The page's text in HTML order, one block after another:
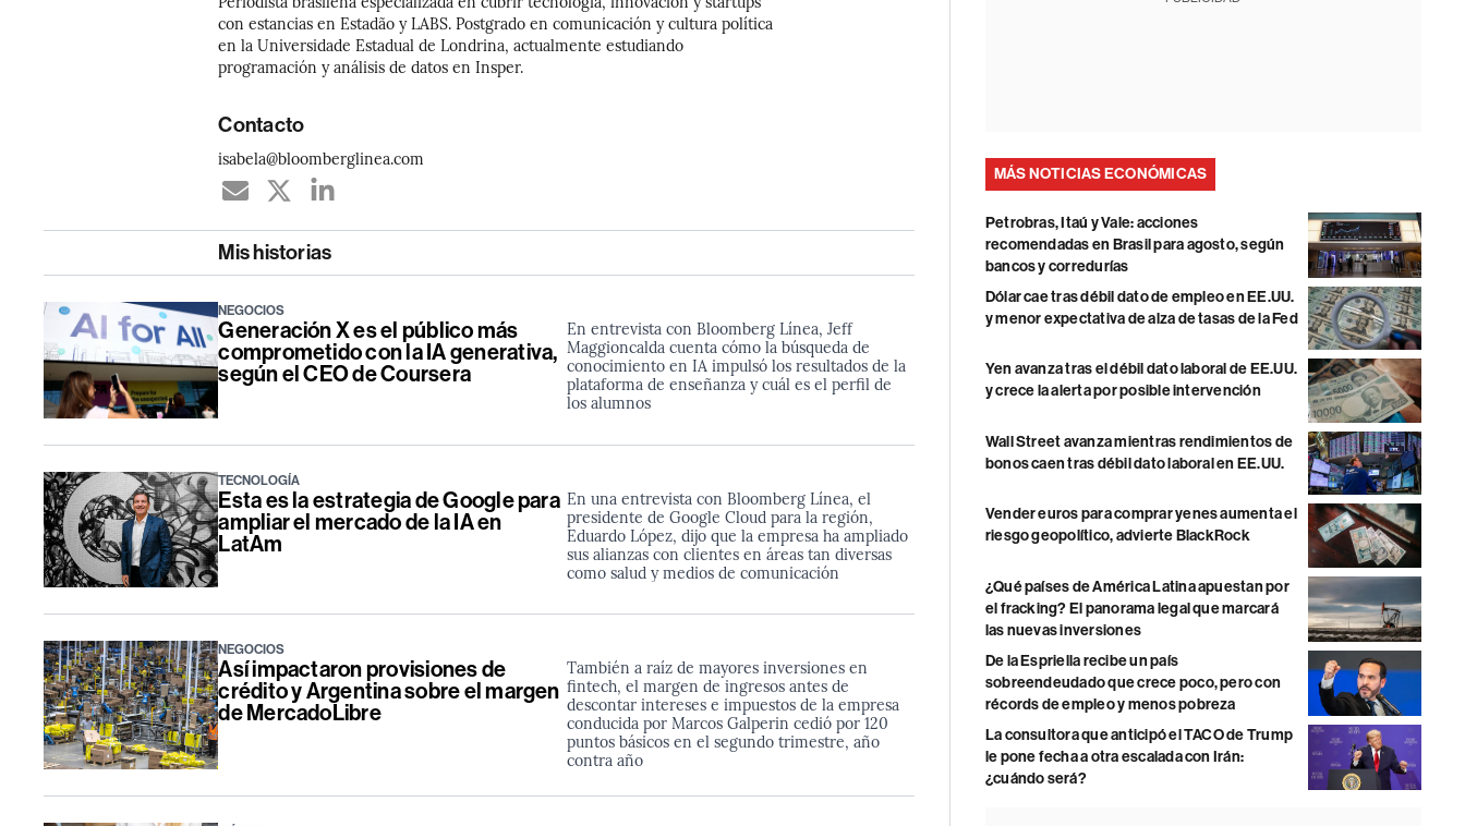
con estancias en Estadão y LABS. Postgrado en comunicación y cultura política
en la Universidade Estadual de Londrina, actualmente estudiando
programación y análisis de datos en Insper.
Contacto
isabela@bloomberglinea.com
Mis historias
NEGOCIOS
Generación X es el público más
comprometido con la IA generativa,
según el CEO de Coursera
En entrevista con Bloomberg Línea, Jeff
Maggioncalda cuenta cómo la búsqueda de
conocimiento en IA impulsó los resultados de la
plataforma de enseñanza y cuál es el perfil de
los alumnos
TECNOLOGÍA
Esta es la estrategia de Google para
ampliar el mercado de la IA en
LatAm
En una entrevista con Bloomberg Línea, el
presidente de Google Cloud para la región,
Eduardo López, dijo que la empresa ha ampliado
sus alianzas con clientes en áreas tan diversas
como salud y medios de comunicación
NEGOCIOS
Así impactaron provisiones de
crédito y Argentina sobre el margen
de MercadoLibre
También a raíz de mayores inversiones en
fintech, el margen de ingresos antes de
descontar intereses e impuestos de la empresa
conducida por Marcos Galperin cedió por 120
puntos básicos en el segundo trimestre, año
contra año
MÁS NOTICIAS ECONÓMICAS
Petrobras, Itaú y Vale: acciones
recomendadas en Brasil para agosto, según
bancos y corredurías
Dólar cae tras débil dato de empleo en EE.UU.
y menor expectativa de alza de tasas de la Fed
Yen avanza tras el débil dato laboral de EE.UU.
y crece la alerta por posible intervención
Wall Street avanza mientras rendimientos de
bonos caen tras débil dato laboral en EE.UU.
Vender euros para comprar yenes aumenta el
riesgo geopolítico, advierte BlackRock
¿Qué países de América Latina apuestan por
el fracking? El panorama legal que marcará
las nuevas inversiones
De la Espriella recibe un país
sobreendeudado que crece poco, pero con
récords de empleo y menos pobreza
La consultora que anticipó el TACO de Trump
le pone fecha a otra escalada con Irán:
¿cuándo será?